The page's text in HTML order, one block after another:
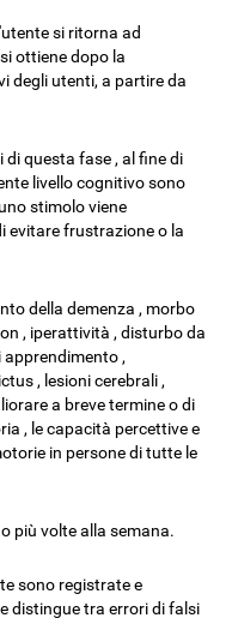
si ritorna ad
ottiene dopo la
degli utenti, a partire da
questa fase , al fine di
livello cognitivo sono
stimolo viene
evitare frustrazione o la
della demenza , morbo
, iperattività , disturbo da
,
, lesioni cerebrali ,
a breve termine o di
, le capacità percettive e
in persone di tutte le
più volte alla semana.
sono registrate e
distingue tra errori di falsi